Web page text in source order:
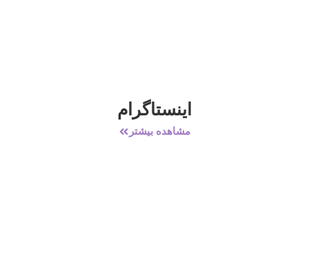
اینستاگرام
مشاهده بیشتر